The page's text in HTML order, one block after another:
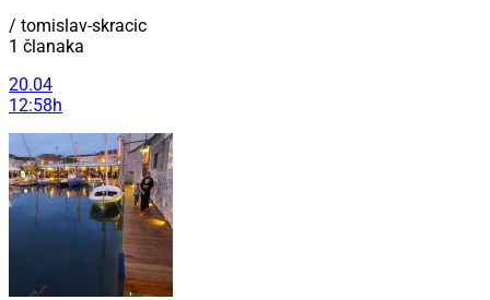
/ tomislav-skracic
1 članaka
20.04
12:58h